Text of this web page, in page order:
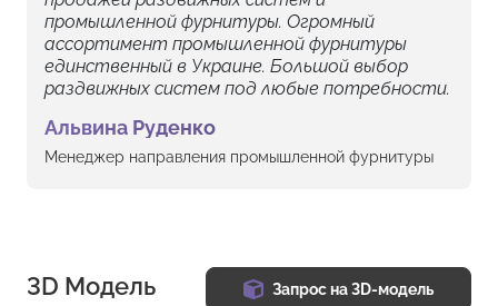
промышленной фурнитуры. Огромный
ассортимент промышленной фурнитуры
единственный в Украине. Большой выбор
раздвижных систем под любые потребности.
Альвина Руденко
Менеджер направления промышленной фурнитуры
3D Модель Запрос на 3D-модель